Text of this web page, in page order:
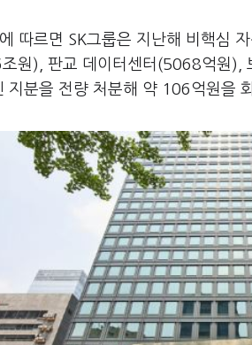
따르면 SK그룹은 지난해 비핵심
원), 판교 데이터센터(5068억원
지분을 전량 처분해 약 106억원을